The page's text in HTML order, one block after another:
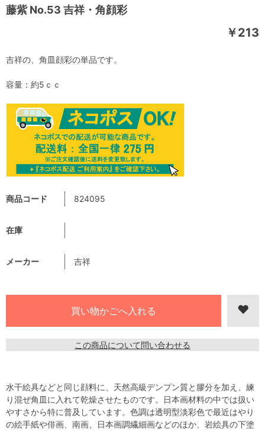
藤紫 No.53 吉祥・角顔彩
￥213
商品コード 824095
在庫
メーカー 吉祥
この商品について問い合わせる
吉祥の、角皿顔彩の単品です。
容量：約5ｃｃ
水干絵具などと同じ顔料に、天然高級デンプン質と膠分を加え、練
り混ぜ角皿に入れて乾燥させたものです。日本画材料の中では扱い
やすさから特に普及しています。色調は透明型淡彩色で最近はやり
の絵手紙や俳画、南画、日本画調繊細画などのほか、岩絵具の下塗